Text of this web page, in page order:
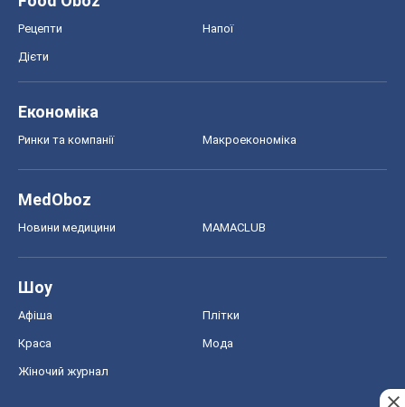
Рецепти Напої
Дієти
Економіка
Ринки та компанії Макроекономіка
MedOboz
Новини медицини MAMACLUB
Шоу
Афіша Плітки
Краса Мода
Жіночий журнал